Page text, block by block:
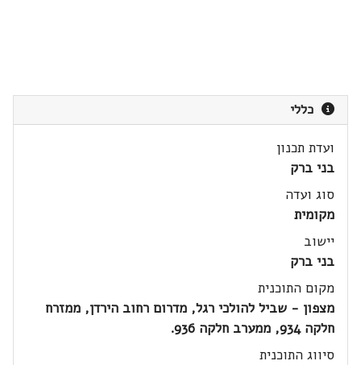
כללי
ועדת תכנון
בני ברק
סוג ועדה
מקומית
יישוב
בני ברק
מקום התוכנית
מצפון - שביל להולכי רגל, מדרום רחוב הירדן, ממזרח
חלקה 934, ממערב חלקה 936.
סיווג התוכנית